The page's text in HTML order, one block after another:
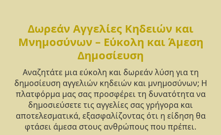
Δωρεάν Αγγελίες Κηδειών και
Μνημοσύνων – Εύκολη και Άμεση
Δημοσίευση
Αναζητάτε μια εύκολη και δωρεάν λύση για τη
δημοσίευση αγγελιών κηδειών και μνημοσύνων; Η
πλατφόρμα μας σας προσφέρει τη δυνατότητα να
δημοσιεύσετε τις αγγελίες σας γρήγορα και
αποτελεσματικά, εξασφαλίζοντας ότι η είδηση θα
φτάσει άμεσα στους ανθρώπους που πρέπει.